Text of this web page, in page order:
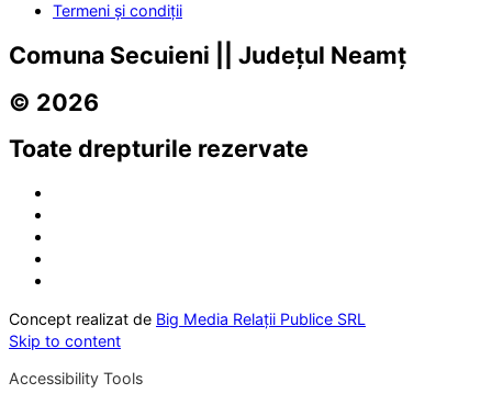
Termeni și condiții
Comuna Secuieni || Județul Neamț
© 2026
Toate drepturile rezervate
Concept realizat de Big Media Relații Publice SRL
Skip to content
Accessibility Tools